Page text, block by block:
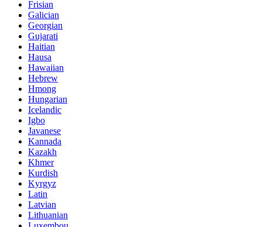
Frisian
Galician
Georgian
Gujarati
Haitian
Hausa
Hawaiian
Hebrew
Hmong
Hungarian
Icelandic
Igbo
Javanese
Kannada
Kazakh
Khmer
Kurdish
Kyrgyz
Latin
Latvian
Lithuanian